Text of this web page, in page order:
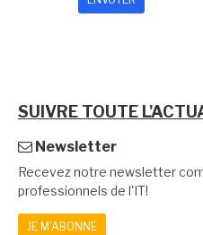
SUIVRE TOUTE
Newsletter
Recevez notre newsletter
professionnels de l'IT!
JE M'ABONNE